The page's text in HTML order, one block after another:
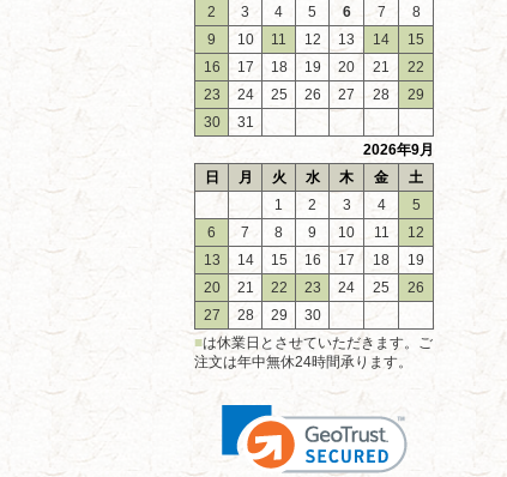
2
3 4 5 6 7
8
9
10 11 12 13 14
15
16
17 18 19 20 21
22
23
24 25 26 27 28
29
30
31
2026年9月
日
月 火 水 木 金
土
1
2 3 4
5
6
7 8 9 10 11
12
13
14 15 16 17 18
19
20
21 22 23 24 25
26
27
28 29
30
■は休業日とさせていただきます。ご
注文は年中無休24時間承ります。